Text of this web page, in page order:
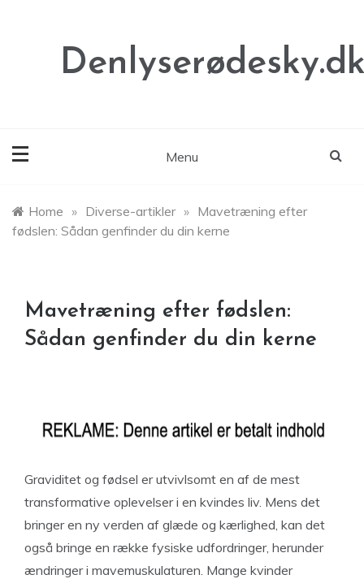
Menu
Home » Diverse-artikler » Mavetræning efter
fødslen: Sådan genfinder du din kerne
Mavetræning efter fødslen:
Sådan genfinder du din kerne
Graviditet og fødsel er utvivlsomt en af de mest
transformative oplevelser i en kvindes liv. Mens det
bringer en ny verden af glæde og kærlighed, kan det
også bringe en række fysiske udfordringer, herunder
ændringer i mavemuskulaturen. Mange kvinder